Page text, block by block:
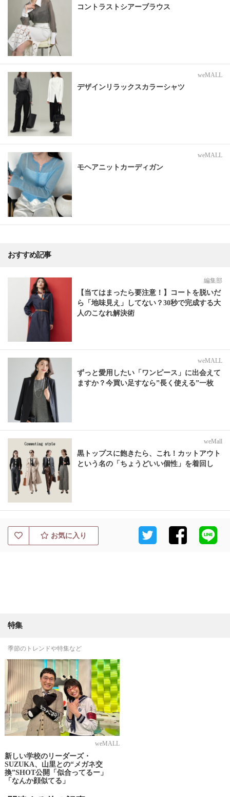
コントラストシアーブラウス
weMALL
デザインリラックスカラーシャツ
weMALL
モヘアニットカーディガン
おすすめ記事
編集部
【当てはまったら要注意！】コートを脱いだ
ら「地味見え」してない？30秒で完成する大
人のこなれ解決術
weMALL
ずっと愛用したい「ワンピース」に出会えて
ますか？今買い足すなら”長く使える”一枚
weMall
黒トップスに飽きたら、これ！カットアウト
という名の「ちょうどいい個性」を着回し
お気に入り
特集
季節のトレンドや特集など
weMALL
新しい学校のリーダーズ・
SUZUKA、山里との“メガネ交
換”SHOT公開「似合ってるー」
「なんか顔似てる」